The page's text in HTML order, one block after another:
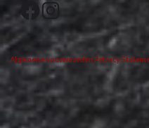
Algemene voorwaarden Privacy